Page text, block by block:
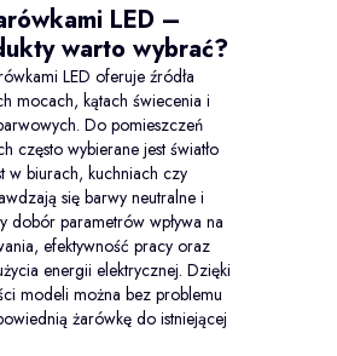
LED –
warto wybrać?
LED oferuje źródła
mocach, kątach świecenia i
Do pomieszczeń
często wybierane jest światło
w biurach, kuchniach czy
się barwy neutralne i
dobór parametrów wpływa na
efektywność pracy oraz
energii elektrycznej. Dzięki
modeli można bez problemu
żarówkę do istniejącej